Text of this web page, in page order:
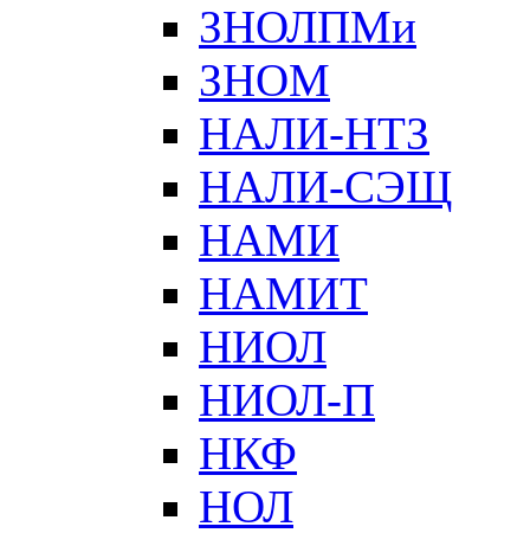
ЗНОЛПМи
ЗНОМ
НАЛИ-НТЗ
НАЛИ-СЭЩ
НАМИ
НАМИТ
НИОЛ
НИОЛ-П
НКФ
НОЛ